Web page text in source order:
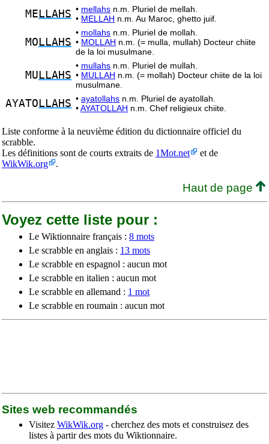
ME LLAHS • mellahs n.m. Pluriel de mellah.
• MELLAH n.m. Au Maroc, ghetto juif.
MO LLAHS
• mollahs n.m. Pluriel de mollah.
• MOLLAH n.m. (= mulla, mullah) Docteur chiite
de la loi musulmane.
MU LLAHS
• mullahs n.m. Pluriel de mullah.
• MULLAH n.m. (= mollah) Docteur chiite de la loi
musulmane.
AYATO LLAHS • ayatollahs n.m. Pluriel de ayatollah.
•AYATOLLAH n.m. Chef religieux chiite.
Liste conforme à la neuvième édition du dictionnaire officiel du
scrabble.
Les définitions sont de courts extraits de 1Mot.net
et de
WikWik.org
.
Haut de page
Voyez cette liste pour :
Le Wiktionnaire français : 8 mots
Le scrabble en anglais : 13 mots
Le scrabble en espagnol : aucun mot
Le scrabble en italien : aucun mot
Le scrabble en allemand : 1 mot
Le scrabble en roumain : aucun mot
Sites web recommandés
Visitez WikWik.org - cherchez des mots et construisez des
listes à partir des mots du Wiktionnaire.